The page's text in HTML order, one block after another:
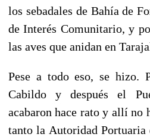
los sebadales de Bahía de
de Interés Comunitario, y
las aves que anidan en
Pese a todo eso, se hizo.
Cabildo y después el
acabaron hace rato y allí no
tanto la Autoridad Portuaria